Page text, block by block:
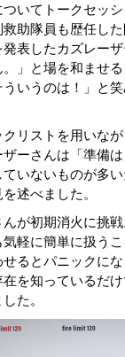
いてトークセッ
助隊員も歴任し
表したカズレー
。」と場を和ませ
いうのは！」と
リストを用いな
ーさんは「準備
いないものが多
述べました。
が初期消火に挑
軽に簡単に扱う
るとパニックにな
を知っているだ
た。